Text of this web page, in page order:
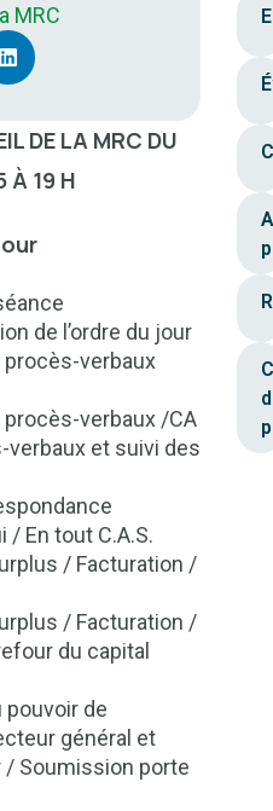
MRC
DE LA MRC DU
À 19 H
de l’ordre du jour
verbaux
verbaux /CA
verbaux et suivi des
/ En tout C.A.S.
/ Facturation /
/ Facturation /
du capital
pouvoir de
général et
Soumission porte